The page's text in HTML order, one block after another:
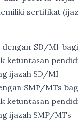
sertifikat
SD/MI
ketuntasan
ijazah SD/MI
SMP/MTs
ketuntasan
ijazah SMP/MTs